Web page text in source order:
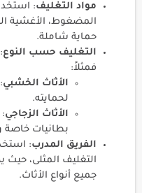
مواد التغليف:
المضغوط، الأغشية
حماية شاملة.
التغليف حسب النوع
فمثلاً:
الأثاث الخشبي
لحمايته.
الأثاث الزجاجي:
بطانيات خاصة
الفريق المدرب:
التغليف المثلى، حيث
جميع أنواع الأثاث.